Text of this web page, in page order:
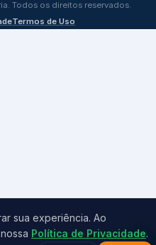
Todos os direitos reservados.
Termos de Uso
sua experiência. Ao
Política de Privacidade.